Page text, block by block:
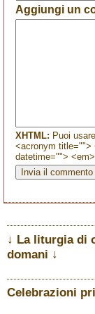
Aggiungi un
XHTML: Puoi
<acronym title="">
datetime="">
↓ La liturgia di
domani ↓
Celebrazioni